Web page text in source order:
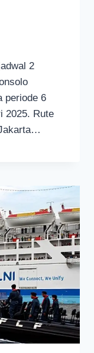
2
periode 6
2025. Rute